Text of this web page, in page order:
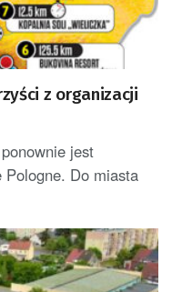
z organizacji
jest
Pologne. Do miasta